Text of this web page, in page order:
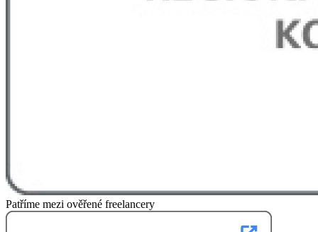
Patříme mezi ověřené freelancery